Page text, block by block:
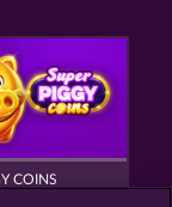
COINS